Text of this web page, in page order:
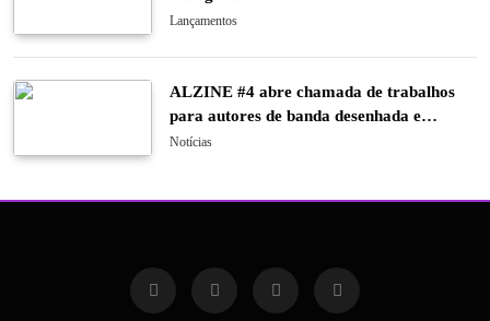
Lançamentos
ALZINE #4 abre chamada de trabalhos
para autores de banda desenhada e
ilustração
Notícias